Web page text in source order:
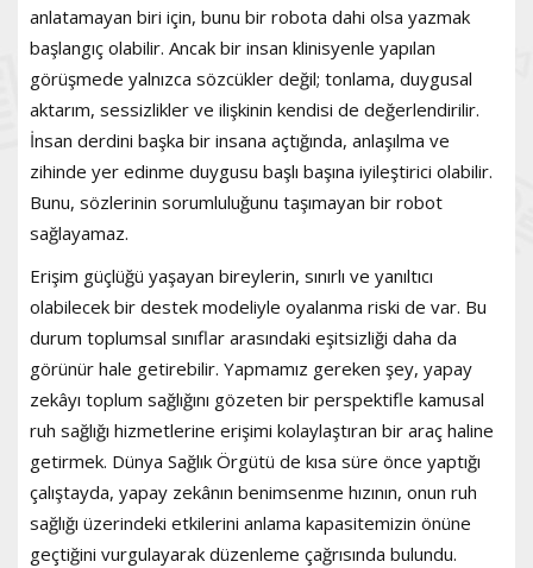
anlatamayan biri için, bunu bir robota dahi olsa yazmak
başlangıç olabilir. Ancak bir insan klinisyenle yapılan
görüşmede yalnızca sözcükler değil; tonlama, duygusal
aktarım, sessizlikler ve ilişkinin kendisi de değerlendirilir.
İnsan derdini başka bir insana açtığında, anlaşılma ve
zihinde yer edinme duygusu başlı başına iyileştirici olabilir.
Bunu, sözlerinin sorumluluğunu taşımayan bir robot
sağlayamaz.
Erişim güçlüğü yaşayan bireylerin, sınırlı ve yanıltıcı
olabilecek bir destek modeliyle oyalanma riski de var. Bu
durum toplumsal sınıflar arasındaki eşitsizliği daha da
görünür hale getirebilir. Yapmamız gereken şey, yapay
zekâyı toplum sağlığını gözeten bir perspektifle kamusal
ruh sağlığı hizmetlerine erişimi kolaylaştıran bir araç haline
getirmek. Dünya Sağlık Örgütü de kısa süre önce yaptığı
çalıştayda, yapay zekânın benimsenme hızının, onun ruh
sağlığı üzerindeki etkilerini anlama kapasitemizin önüne
geçtiğini vurgulayarak düzenleme çağrısında bulundu.